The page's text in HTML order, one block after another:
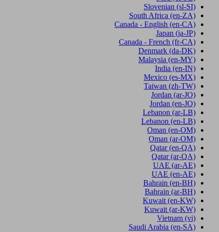
Slovenian (sl-SI)
South Africa (en-ZA)
Canada - English (en-CA)
Japan (ja-JP)
Canada - French (fr-CA)
Denmark (da-DK)
Malaysia (en-MY)
India (en-IN)
Mexico (es-MX)
Taiwan (zh-TW)
Jordan (ar-JO)
Jordan (en-JO)
Lebanon (ar-LB)
Lebanon (en-LB)
Oman (en-OM)
Oman (ar-OM)
Qatar (en-QA)
Qatar (ar-QA)
UAE (ar-AE)
UAE (en-AE)
Bahrain (en-BH)
Bahrain (ar-BH)
Kuwait (en-KW)
Kuwait (ar-KW)
Vietnam (vi)
Saudi Arabia (en-SA)